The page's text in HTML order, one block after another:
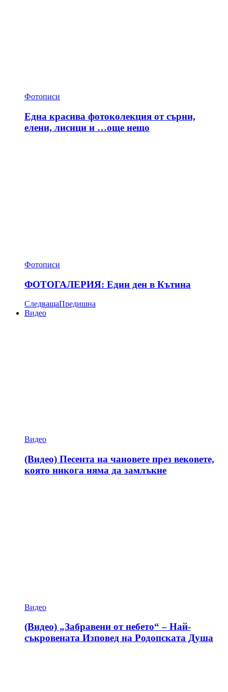
Фотописи
Една красива фотоколекция от сърни,
елени, лисици и …още нещо
Фотописи
ФОТОГАЛЕРИЯ: Един ден в Кътина
СледващаПредишна
Видео
Видео
(Видео) Песента на чановете през вековете,
която никога няма да замлъкне
Видео
(Видео) „Забравени от небето“ – Най-
съкровената Изповед на Родопската Душа